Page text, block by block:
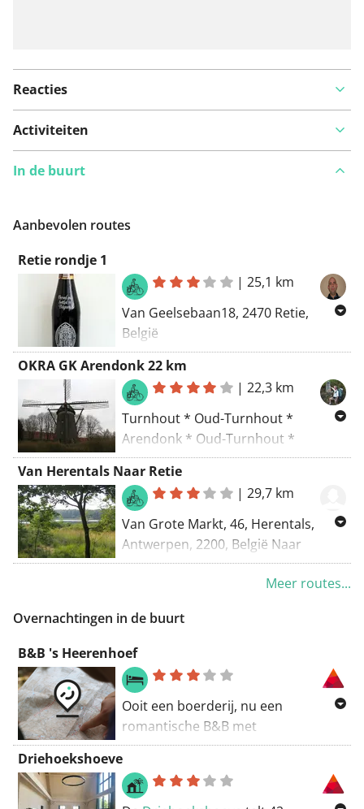
Reacties
Activiteiten
In de buurt
Aanbevolen routes
Retie rondje 1
|25,1 km
Van Geelsebaan18, 2470 Retie,
België
Naar Geelsebaan 18, 2470 Retie,
België
Routering Fietsen - knooppunten
OKRA GK Arendonk 22 km
|22,3 km
Turnhout * Oud-Turnhout *
Arendonk * Oud-Turnhout *
Turnhout
Van Herentals Naar Retie
|29,7 km
Van Grote Markt, 46, Herentals,
Antwerpen, 2200, België Naar
Provinciebaan, Retie, Antwerpen,
2470, België Routering: Recreatief
Meer routes...
Overnachtingen in de buurt
B&B 's Heerenhoef
Ooit een boerderij, nu een
romantische B&B met
rolstoeltoegankelijke kamer in het
hart van de Kempen. Van hieruit
hop je gemakkelijk over en weer
Driehoekshoeve